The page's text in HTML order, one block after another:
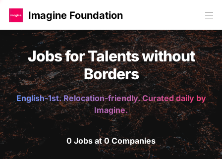
Imagine Foundation
Jobs for Talents without
Borders
English-1st. Relocation-friendly. Curated daily by
Imagine.
0 Jobs at 0 Companies